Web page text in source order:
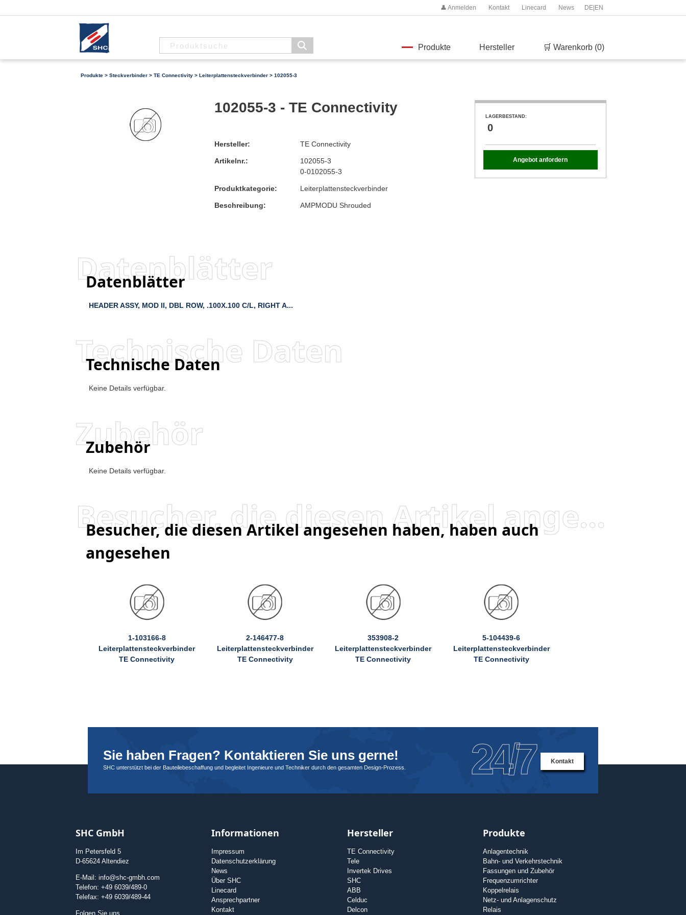
DE| EN
👤 Anmelden Kontakt Linecard News
Produkte Hersteller 🛒 Warenkorb (0)
Produkte > Steckverbinder > TE Connectivity > Leiterplattensteckverbinder > 102055-3
102055-3 - TE Connectivity
Hersteller: TE Connectivity
Artikelnr.:
102055-3
0-0102055-3
Produktkategorie: Leiterplattensteckverbinder
Beschreibung: AMPMODU Shrouded
LAGERBESTAND:
0
Angebot anfordern
Datenblätter
Datenblätter
HEADER ASSY, MOD II, DBL ROW, .100X.100 C/L, RIGHT A...
Technische Daten
Technische Daten
Keine Details verfügbar.
Zubehör
Zubehör
Keine Details verfügbar.
Besucher, die diesen Artikel angesehen haben, haben auch angesehen
Besucher, die diesen Artikel angesehen haben, haben auch
angesehen
1-103166-8
Leiterplattensteckverbinder
TE Connectivity
2-146477-8
Leiterplattensteckverbinder
TE Connectivity
353908-2
Leiterplattensteckverbinder
TE Connectivity
5-104439-6
Leiterplattensteckverbinder
TE Connectivity
Sie haben Fragen? Kontaktieren Sie uns gerne!
SHC unterstützt bei der Bauteilebeschaffung und begleitet Ingenieure und Techniker durch den gesamten Design-Prozess. 24/7 Kontakt
SHC GmbH
Im Petersfeld 5
D-65624 Altendiez
E-Mail: info@shc-gmbh.com
Telefon: +49 6039/489-0
Telefax: +49 6039/489-44
Folgen Sie uns
Informationen
Impressum
Datenschutzerklärung
News
Über SHC
Linecard
Ansprechpartner
Kontakt
Hersteller
TE Connectivity
Tele
Invertek Drives
SHC
ABB
Celduc
Delcon
Produkte
Anlagentechnik
Bahn- und Verkehrstechnik
Fassungen und Zubehör
Frequenzumrichter
Koppelrelais
Netz- und Anlagenschutz
Relais